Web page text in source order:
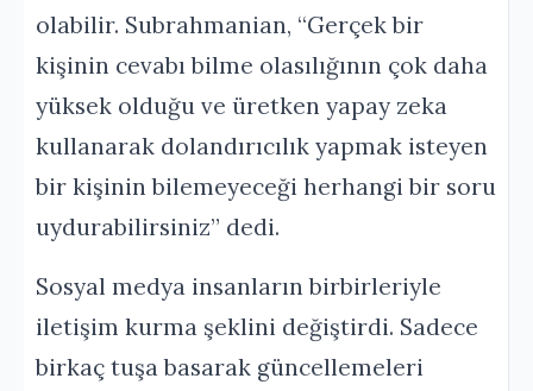
olabilir. Subrahmanian, “Gerçek bir
kişinin cevabı bilme olasılığının çok daha
yüksek olduğu ve üretken yapay zeka
kullanarak dolandırıcılık yapmak isteyen
bir kişinin bilemeyeceği herhangi bir soru
uydurabilirsiniz” dedi.
Sosyal medya insanların birbirleriyle
iletişim kurma şeklini değiştirdi. Sadece
birkaç tuşa basarak güncellemeleri